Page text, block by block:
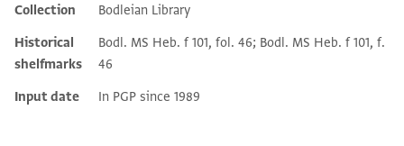
Additional metadata
Collection
Bodleian Library
Historical
shelfmarks
Bodl. MS Heb. f 101, fol. 46; Bodl. MS Heb. f 101, f.
46
Input date
In PGP since 1989